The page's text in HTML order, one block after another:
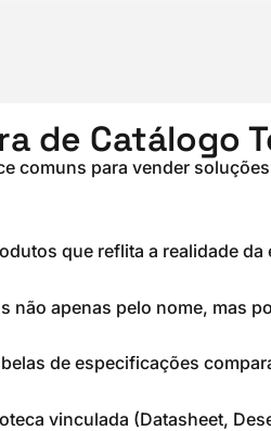
de Catálogo
comuns para vender
que reflita a realidade da
não apenas pelo nome, mas
de especificações
vinculada (Datasheet,